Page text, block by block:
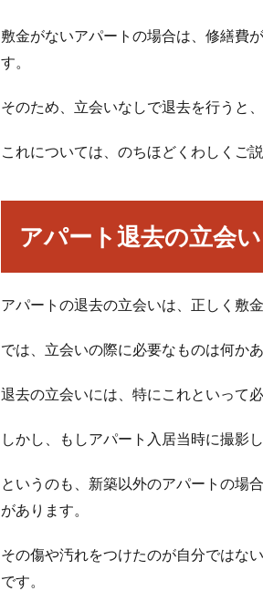
敷金がないアパートの場合は、修繕費
す。
そのため、立会いなしで退去を行うと
これについては、のちほどくわしくご
アパート退去の立会
アパートの退去の立会いは、正しく敷
では、立会いの際に必要なものは何か
退去の立会いには、特にこれといって
しかし、もしアパート入居当時に撮影
というのも、新築以外のアパートの場
があります。
その傷や汚れをつけたのが自分ではな
です。